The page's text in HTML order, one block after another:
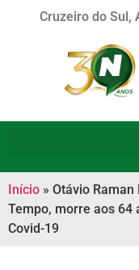
Cruzeiro do Sul,
Início » Otávio Raman
Tempo, morre aos 64
Covid-19